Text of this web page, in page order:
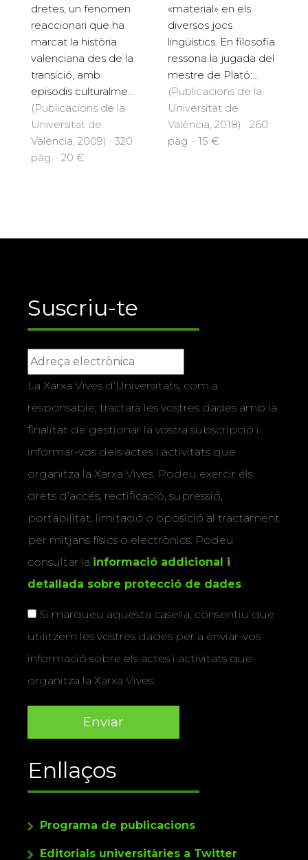
dretes, un fenomen
reaccionari que ha
marcat la història
valenciana des de la
transició, amb
episodis culturalme...
(Publicacions de la
Universitat de
València, 2009) · 320
pàg. · 20 €
«material» en els
diversos jocs
lingüístics. En filosofia
ressona la jugada del
mestre de Plató:...
(Publicacions de la
Universitat de
València, 2018) · 260
pàg. · 15 €
Suscriu-te
La Xarxa Vives d’Universitats, com a
responsable, tractarà les vostres dades amb la
finalitat de gestionar la vostra subscripció i
informar-vos dels actes i activitats que
organitza la Xarxa Vives. Podeu exercir els
drets d’accés, rectificació, supressió,
portabilitat, limitació o oposició al tractament
per mitjans físics o electrònics. Podeu
consultar la informació addicional i
detallada sobre protecció de dades.
Si marqueu aquesta casella, consentiu que
utilitzem les vostres dades per a enviar-vos
informació sobre els actes i activitats que
organitza la Xarxa Vives.
Enllaços
Programa de publicacions
Editorials universitàries a Twitter